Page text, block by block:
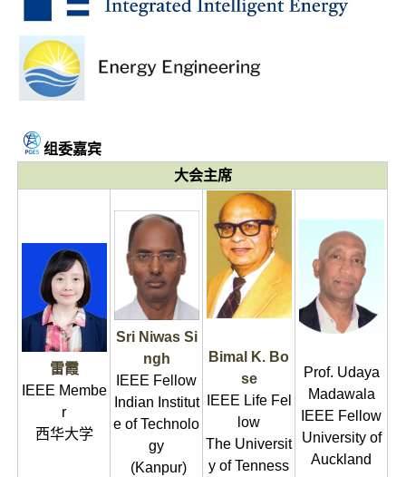
组委嘉宾
大会主席
雷霞
IEEE Membe
r
西华大学
Sri Niwas Si
ngh
IEEE Fellow
Indian Institut
e of Technolo
gy
(Kanpur)
Bimal K. Bo
se
IEEE Life Fel
low
The Universit
y of Tenness
Prof. Udaya
Madawala
IEEE Fellow
University of
Auckland